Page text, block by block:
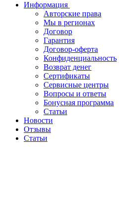
Информация
Авторские права
Мы в регионах
Договор
Гарантия
Договор-оферта
Конфиденциальность
Возврат денег
Сертификаты
Сервисные центры
Вопросы и ответы
Бонусная программа
Статьи
Новости
Отзывы
Статьи